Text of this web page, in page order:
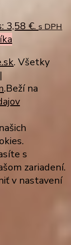
3,58 €. s DPH
. Všetky
.Beží na
s
zariadení.
v nastavení